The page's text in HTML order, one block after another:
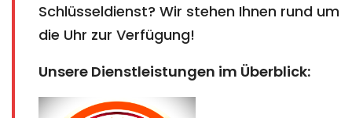
Schlüsseldienst? Wir stehen Ihnen rund um
die Uhr zur Verfügung!
Unsere Dienstleistungen im Überblick: